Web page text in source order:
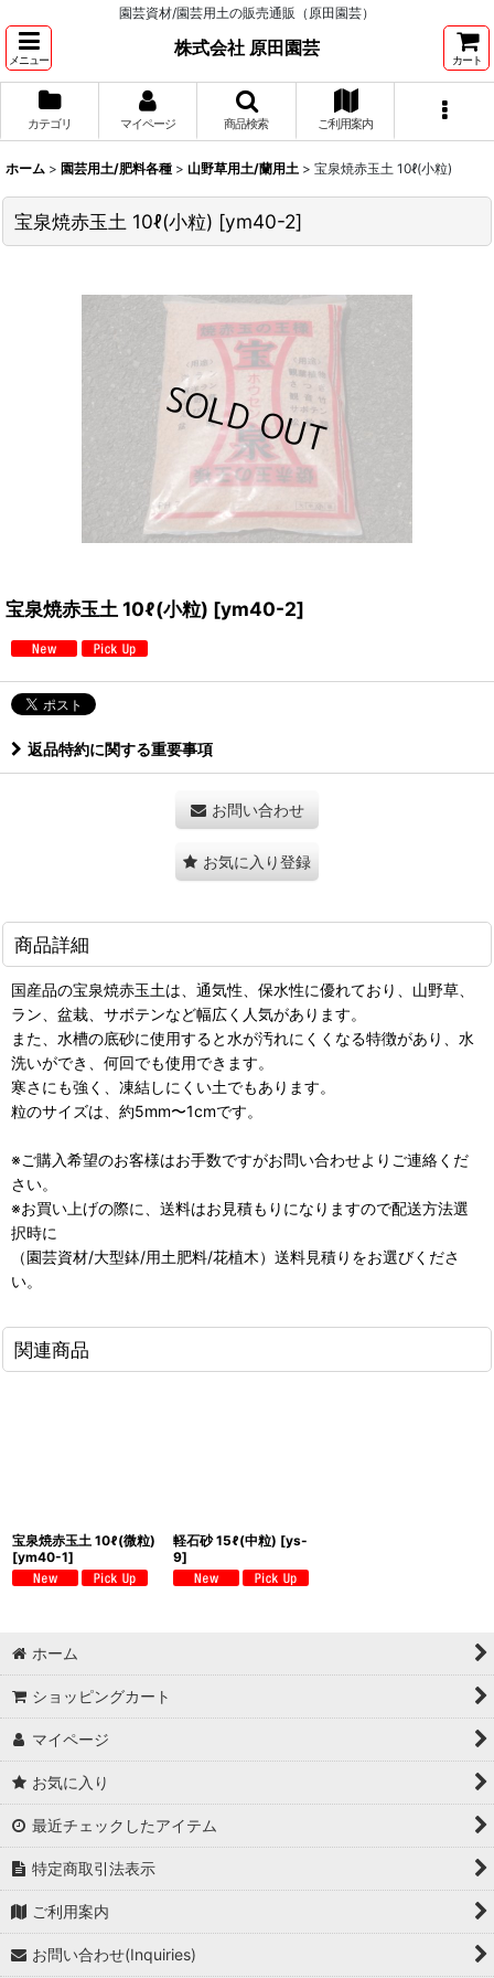
園芸資材/園芸用土の販売通販（原田園芸）
メニュー
株式会社 原田園芸
カート
カテゴリ マイページ 商品検索 ご利用案内
ホーム > 園芸用土/肥料各種 > 山野草用土/蘭用土 > 宝泉焼赤玉土 10ℓ(小粒)
宝泉焼赤玉土 10ℓ(小粒) [ym40-2]
宝泉焼赤玉土 10ℓ(小粒) [ym40-2]
返品特約に関する重要事項
お問い合わせ
お気に入り登録
商品詳細
国産品の宝泉焼赤玉土は、通気性、保水性に優れており、山野草、
ラン、盆栽、サボテンなど幅広く人気があります。
また、水槽の底砂に使用すると水が汚れにくくなる特徴があり、水
洗いができ、何回でも使用できます。
寒さにも強く、凍結しにくい土でもあります。
粒のサイズは、約5mm〜1cmです。
※ご購入希望のお客様はお手数ですがお問い合わせよりご連絡くだ
さい。
※お買い上げの際に、送料はお見積もりになりますので配送方法選
択時に
（園芸資材/大型鉢/用土肥料/花植木）送料見積りをお選びくださ
い。
関連商品
宝泉焼赤玉土 10ℓ(微粒)
[ym40-1]
軽石砂 15ℓ(中粒) [ys-
9]
ホーム
ショッピングカート
マイページ
お気に入り
最近チェックしたアイテム
特定商取引法表示
ご利用案内
お問い合わせ(Inquiries)